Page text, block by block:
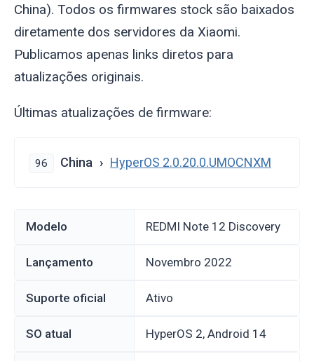
China). Todos os firmwares stock são baixados
diretamente dos servidores da Xiaomi.
Publicamos apenas links diretos para
atualizações originais.
Últimas atualizações de firmware:
96 China HyperOS 2.0.20.0.UMOCNXM
Modelo REDMI Note 12 Discovery
Lançamento novembro 2022
Suporte oficial Ativo
SO atual HyperOS 2, Android 14